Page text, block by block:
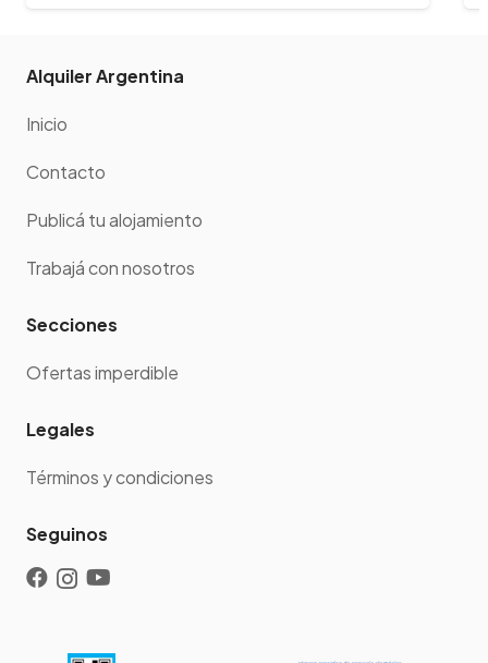
Alquiler Argentina
Inicio
Contacto
Publicá tu alojamiento
Trabajá con nosotros
Secciones
Ofertas imperdible
Legales
Términos y condiciones
Seguinos